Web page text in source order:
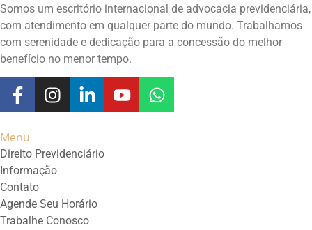
Somos um escritório internacional de advocacia previdenciária,
com atendimento em qualquer parte do mundo. Trabalhamos
com serenidade e dedicação para a concessão do melhor
benefício no menor tempo.
Menu
Direito Previdenciário
Informação
Contato
Agende Seu Horário
Trabalhe Conosco